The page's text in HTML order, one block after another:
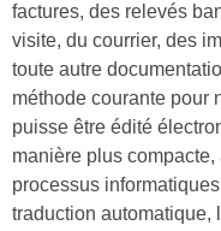
factures, des relevés
visite, du courrier, des
toute autre
méthode courante pour
puisse être édité
manière plus
processus
traduction automatique,